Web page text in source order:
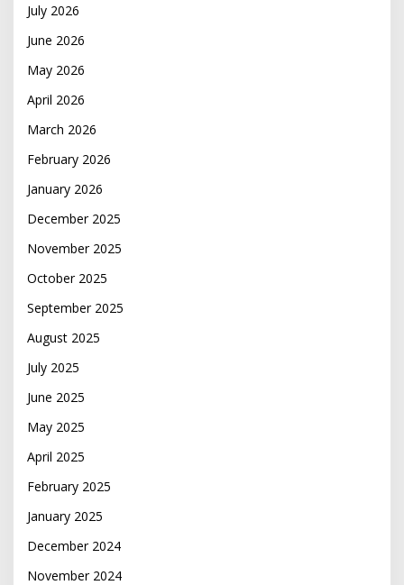
July 2026
June 2026
May 2026
April 2026
March 2026
February 2026
January 2026
December 2025
November 2025
October 2025
September 2025
August 2025
July 2025
June 2025
May 2025
April 2025
February 2025
January 2025
December 2024
November 2024